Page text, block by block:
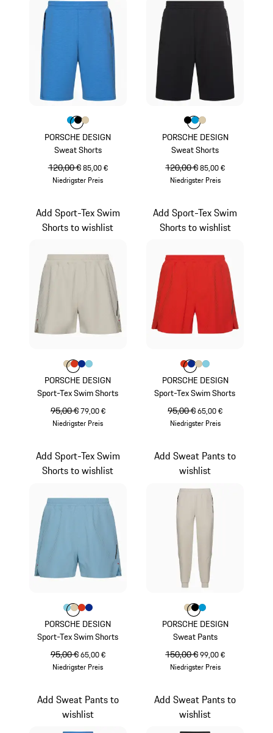
PORSCHE DESIGN
Sweat Shorts
ursprünglicher Preis
120,00 €Verkaufspreis
85,00 €
Niedrigster Preis
Farbe
Farbe
FarbeFarbe
PORSCHE DESIGN
Sweat Shorts
ursprünglicher Preis
120,00 €Verkaufspreis
85,00 €
Niedrigster Preis
Farbe
Farbe
FarbeFarbe
PORSCHE DESIGN
Sport-Tex Swim Shorts
ursprünglicher Preis
95,00 €Verkaufspreis
79,00 €
Niedrigster Preis
Add Sport-Tex Swim
Shorts to wishlist
Farbe
Farbebeige
Farbe
FarbeFarbe
PORSCHE DESIGN
Sport-Tex Swim Shorts
ursprünglicher Preis
95,00 €Verkaufspreis
65,00 €
Niedrigster Preis
Add Sport-Tex Swim
Shorts to wishlist
Farbe
Farbelavaorange
Farbe
FarbeFarbe
PORSCHE DESIGN
Sport-Tex Swim Shorts
ursprünglicher Preis
95,00 €Verkaufspreis
65,00 €
Niedrigster Preis
Add Sport-Tex Swim
Shorts to wishlist
Farbe
Farbehellblau
Farbe
FarbeFarbe
PORSCHE DESIGN
Sweat Pants
ursprünglicher Preis
150,00 €Verkaufspreis
99,00 €
Niedrigster Preis
Add Sweat Pants to
wishlist
Farbe
Farbe
FarbeFarbe
Add Sweat Pants to
wishlist
Add Sweat Pants to
wishlist